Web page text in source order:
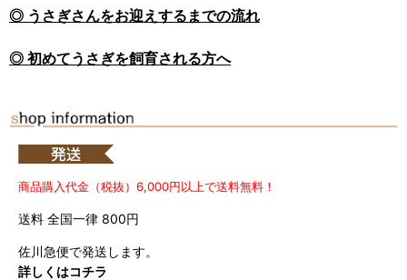
◎ うさぎさんをお迎えするまでの流れ
◎ 初めてうさぎを飼育される方へ
商品購入代金（税抜）6,000円以上で送料無料！
送料 全国一律 800円
佐川急便で発送します。
詳しくはコチラ